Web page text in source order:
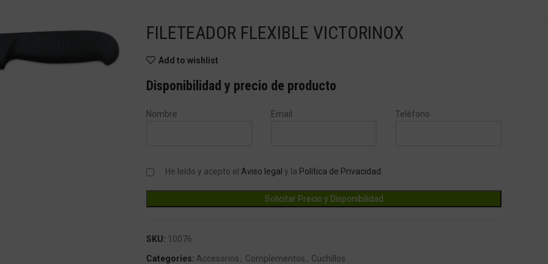
FILETEADOR FLEXIBLE VICTORINOX
Add to wishlist
Disponibilidad y precio de producto
Nombre Email Teléfono
He leído y acepto el Aviso legal y la Política de Privacidad
SKU: 10076
Categories: Accesorios , Complementos , Cuchillos